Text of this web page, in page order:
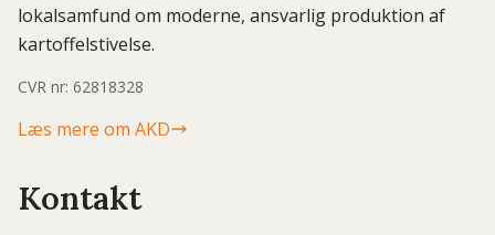
lokalsamfund om moderne, ansvarlig produktion af
kartoffelstivelse.
CVR nr: 62818328
Læs mere om AKD
Kontakt